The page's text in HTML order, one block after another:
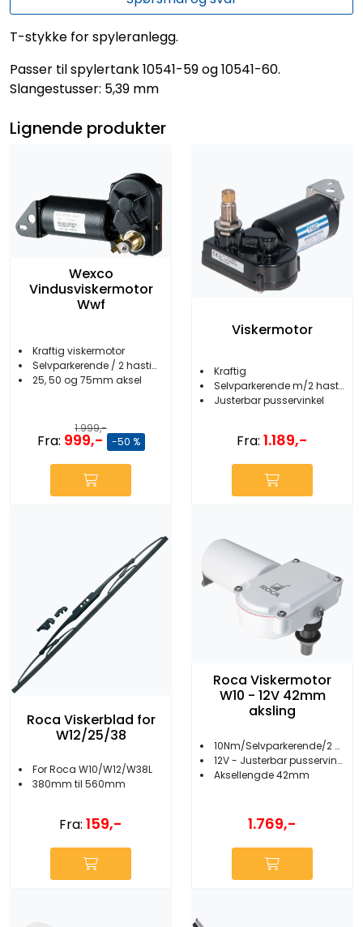
T-stykke for spyleranlegg.
Passer til spylertank 10541-59 og 10541-60.
Slangestusser: 5,39 mm
Lignende produkter
Wexco
Vindusviskermotor
Wwf
Kraftig viskermotor
Selvparkerende / 2 hastigheter
25, 50 og 75mm aksel
1.999,-
Fra: 999,- -50 %
Viskermotor
Kraftig
Selvparkerende m/2 hastigheter
Justerbar pusservinkel
Fra: 1.189,-
Roca Viskerblad for
W12/25/38
For Roca W10/W12/W38L
380mm til 560mm
Fra: 159,-
Roca Viskermotor
W10 - 12V 42mm
aksling
10Nm/Selvparkerende/2 hastigheter
12V - Justerbar pusservinkel
Aksellengde 42mm
1.769,-